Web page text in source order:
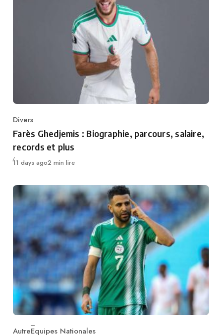
Category
Divers
Farès Ghedjemis : Biographie, parcours, salaire,
records et plus
Publié
11 days ago2 min lire
AutreEquipes Nationales